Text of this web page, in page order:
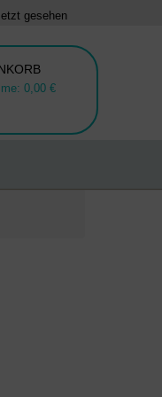
gesehen
0,00 €